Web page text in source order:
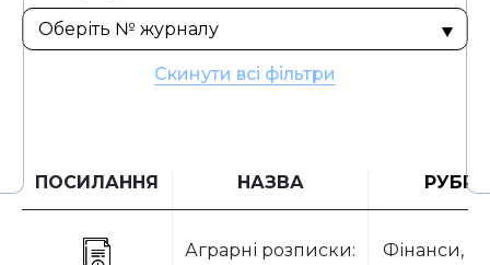
Скинути всі фільтри
ПОСИЛАННЯ НАЗВА
Аграрні розписки:
Фінанси,